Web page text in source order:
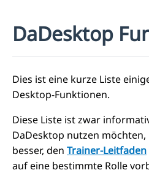
DaDesktop
Dies ist eine kurze Liste
Desktop-Funktionen.
Diese Liste ist zwar
DaDesktop nutzen
besser, den Trainer-Leitfaden
auf eine bestimmte Rolle